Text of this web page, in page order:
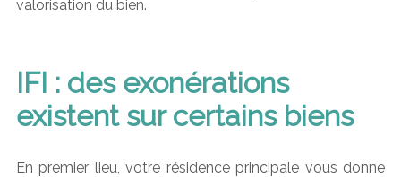
valorisation du bien.
IFI : des exonérations
existent sur certains biens
En premier lieu, votre résidence principale vous donne